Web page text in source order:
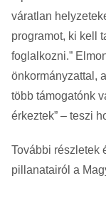
váratlan
programot, ki kell
foglalkozni.”
önkormányzattal,
több támogatónk
érkeztek” – teszi
További részletek
pillanatairól a